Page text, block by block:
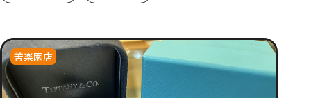
苦楽園店